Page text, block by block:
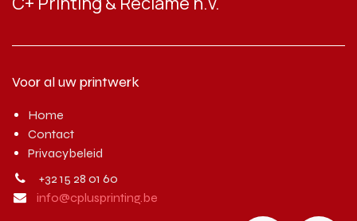
Voor al uw printwerk
Home
Contact
Privacybeleid
+32 15 28 01 60
info@cplusprinting.be